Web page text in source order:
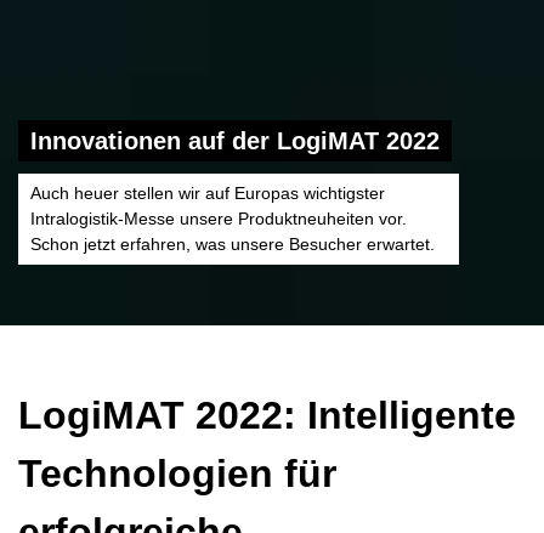
Innovationen auf der LogiMAT 2022
Auch heuer stellen wir auf Europas wichtigster
Intralogistik-Messe unsere Produktneuheiten vor.
Schon jetzt erfahren, was unsere Besucher erwartet.
LogiMAT 2022: Intelligente
Technologien für